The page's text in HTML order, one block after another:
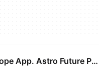
Astrology and Horoscope App. Astro Future Personal